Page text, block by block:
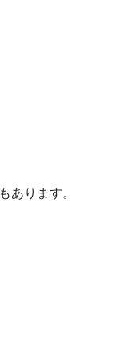
もあります。